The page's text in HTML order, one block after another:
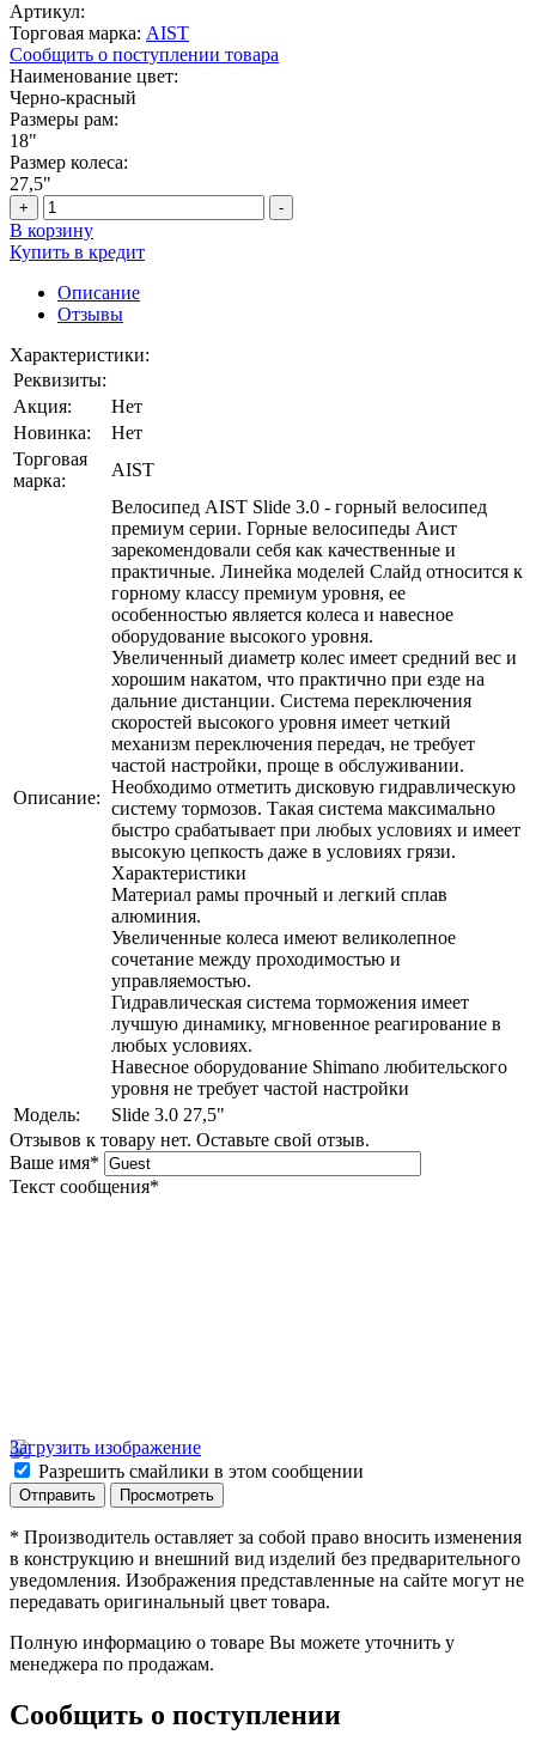
Артикул:
Торговая марка: AIST
Сообщить о поступлении товара
Наименование цвет:
Черно-красный
Размеры рам:
18"
Размер колеса:
27,5"
+ -
В корзину
Купить в кредит
Описание
Отзывы
Характеристики:
Реквизиты:
Акция:
Нет
Новинка:
Нет
Торговая
марка:
AIST
Описание:
Велосипед AIST Slide 3.0 - горный велосипед
премиум серии. Горные велосипеды Аист
зарекомендовали себя как качественные и
практичные. Линейка моделей Слайд относится к
горному классу премиум уровня, ее
особенностью является колеса и навесное
оборудование высокого уровня.
Увеличенный диаметр колес имеет средний вес и
хорошим накатом, что практично при езде на
дальние дистанции. Система переключения
скоростей высокого уровня имеет четкий
механизм переключения передач, не требует
частой настройки, проще в обслуживании.
Необходимо отметить дисковую гидравлическую
систему тормозов. Такая система максимально
быстро срабатывает при любых условиях и имеет
высокую цепкость даже в условиях грязи.
Характеристики
Материал рамы прочный и легкий сплав
алюминия.
Увеличенные колеса имеют великолепное
сочетание между проходимостью и
управляемостью.
Гидравлическая система торможения имеет
лучшую динамику, мгновенное реагирование в
любых условиях.
Навесное оборудование Shimano любительского
уровня не требует частой настройки
Модель:
Slide 3.0 27,5"
Отзывов к товару нет. Оставьте свой отзыв.
Ваше имя*
Текст сообщения*
Загрузить изображение
Разрешить смайлики в этом сообщении
* Производитель оставляет за собой право вносить изменения
в конструкцию и внешний вид изделий без предварительного
уведомления. Изображения представленные на сайте могут не
передавать оригинальный цвет товара.
Полную информацию о товаре Вы можете уточнить у
менеджера по продажам.
Сообщить о поступлении